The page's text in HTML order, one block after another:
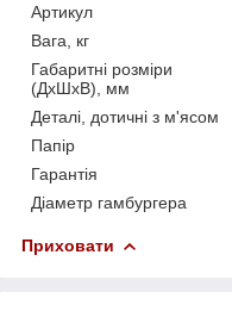
Артикул
Вага, кг
Габаритні розміри
(ДхШхВ), мм
Деталі, дотичні з м'ясом
Папір
Гарантія
Діаметр гамбургера
Приховати